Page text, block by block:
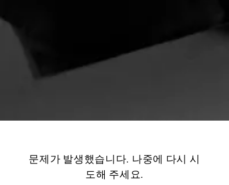
문제가 발생했습니다. 나중에 다시 시
도해 주세요.